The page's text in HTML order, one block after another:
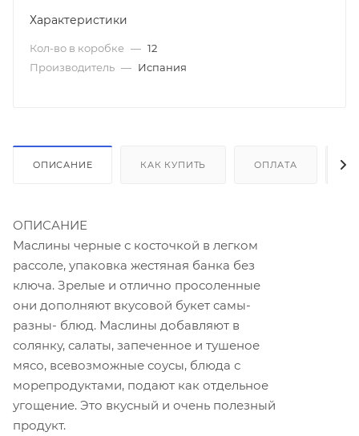
Характеристики
Кол-во в коробке — 12
Производитель — Испания
ОПИСАНИЕ КАК КУПИТЬ ОПЛАТА
ОПИСАНИЕ
Маслины черные с косточкой в легком
рассоле, упаковка жестяная банка без
ключа. Зрелые и отлично просоленные
они дополняют вкусовой букет самы-
разны- блюд. Маслины добавляют в
солянку, салаты, запеченное и тушеное
мясо, всевозможные соусы, блюда с
морепродуктами, подают как отдельное
угощение. Это вкусный и очень полезный
продукт.